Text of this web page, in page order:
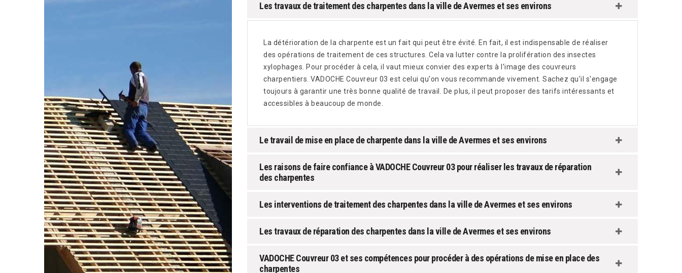
Les travaux de traitement des charpentes dans la ville de Avermes et ses environs
La détérioration de la charpente est un fait qui peut être évité. En fait, il est indispensable de réaliser
des opérations de traitement de ces structures. Cela va lutter contre la prolifération des insectes
xylophages. Pour procéder à cela, il vaut mieux convier des experts à l'image des couvreurs
charpentiers. VADOCHE Couvreur 03 est celui qu'on vous recommande vivement. Sachez qu'il s'engage
toujours à garantir une très bonne qualité de travail. De plus, il peut proposer des tarifs intéressants et
accessibles à beaucoup de monde.
Le travail de mise en place de charpente dans la ville de Avermes et ses environs
Les raisons de faire confiance à VADOCHE Couvreur 03 pour réaliser les travaux de réparation
des charpentes
Les interventions de traitement des charpentes dans la ville de Avermes et ses environs
Les travaux de réparation des charpentes dans la ville de Avermes et ses environs
VADOCHE Couvreur 03 et ses compétences pour procéder à des opérations de mise en place des
charpentes